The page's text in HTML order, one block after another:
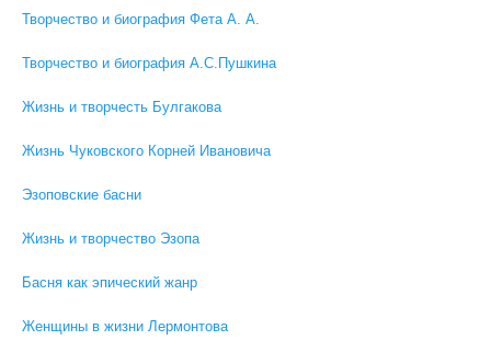
Творчество и биография Фета А. А.
Творчество и биография А.С.Пушкина
Жизнь и творчесть Булгакова
Жизнь Чуковского Корней Ивановича
Эзоповские басни
Жизнь и творчество Эзопа
Басня как эпический жанр
Женщины в жизни Лермонтова